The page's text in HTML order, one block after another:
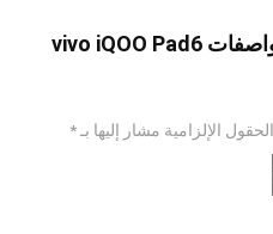
كن أول من يراجع “سعر و مواصفات vivo iQOO Pad6
الحقول الإلزامية مشار إليها بـ*